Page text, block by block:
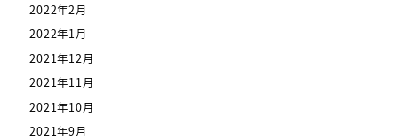
2022年2月
2022年1月
2021年12月
2021年11月
2021年10月
2021年9月